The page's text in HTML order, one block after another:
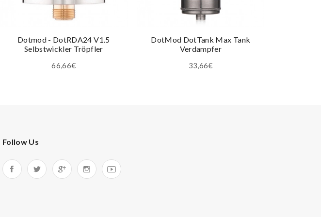
Dotmod - DotRDA24 V1.5
Selbstwickler Tröpfler
66,66€
DotMod DotTank Max Tank
Verdampfer
33,66€
Follow Us